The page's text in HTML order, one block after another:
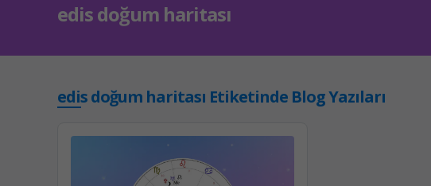
edis doğum haritası
edis doğum haritası Etiketinde Blog Yazıları